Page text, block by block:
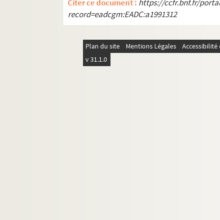
Citer ce document : https://ccfr.bnf.fr/
record=eadcgm:EADC:a1991312
Plan du site Mentions Légales
v 31.1.0